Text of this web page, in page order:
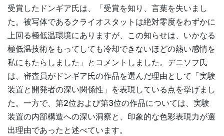
受賞したドンギア氏は、「受賞を知り、言葉を失いまし
た。被写体であるクライオスタットは絶対零度をわずかに
上回る極低温環境にありますが、この知らせは、いかなる
極低温技術をもってしても冷却できないほどの熱い感情を
私にもたらしました」とコメントしました。デニソフ氏
は、審査員がドンギア氏の作品を選んだ理由として「実験
装置と開発者の深い関係性」を表現している点を挙げまし
た。一方で、第2位および第3位の作品については、実験
装置の内部構造への深い洞察と、印象的な色彩表現力が選
出理由であったと述べています。